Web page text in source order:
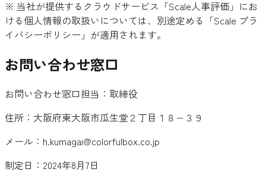
※ 当社が提供するクラウドサービス「Scale人事評価」にお
ける個人情報の取扱いについては、別途定める「Scale プラ
イバシーポリシー」が適用されます。
お問い合わせ窓口
お問い合わせ窓口担当：取締役
住所：大阪府東大阪市瓜生堂２丁目１８−３９
メール： h.kumagai@colorfulbox.co.jp
制定日：2024年8月7日